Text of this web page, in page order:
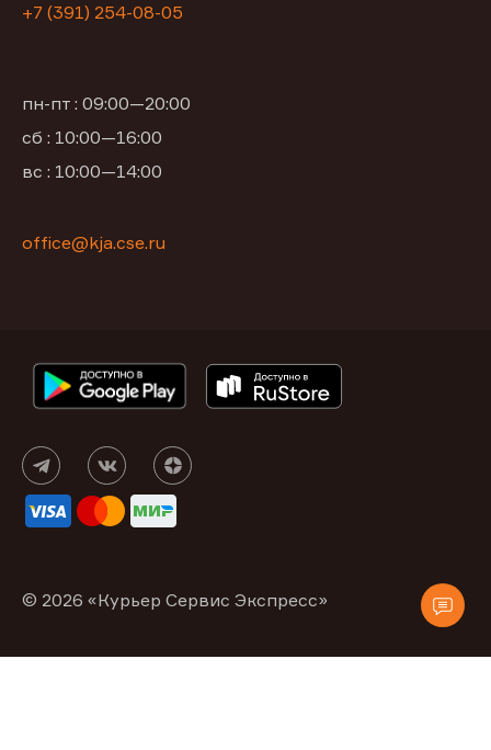
+7 (391) 254-08-05
пн-пт : 09:00—20:00
сб : 10:00—16:00
вс : 10:00—14:00
office@kja.cse.ru
© 2026 «Курьер Сервис Экспресс»